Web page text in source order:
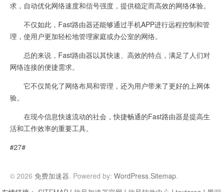
求，自动优化网络速度和信号强度，提供稳定而高效的网络体验。
不仅如此，Fast路由器还能够通过手机APP进行远程控制和管
理，使用户更加轻松地管理家庭或办公室的网络。
总的来说，Fast路由器以其快速、高效的特点，满足了人们对
网络连接的便捷需求。
它不仅简化了网络布局和管理，还为用户带来了更好的上网体
验。
在现今信息快速流动的社会，快捷畅通的Fast路由器是提高生
活和工作效率的重要工具。
#27#
© 2026 免费加速器. Powered by: WordPress.Sitemap.